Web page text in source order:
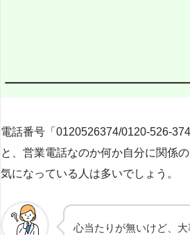
電話番号「0120526374/0120-526-
と、営業電話なのか何か自分に関係
気になっている人は多いでしょう。
心当たりが無いけど、